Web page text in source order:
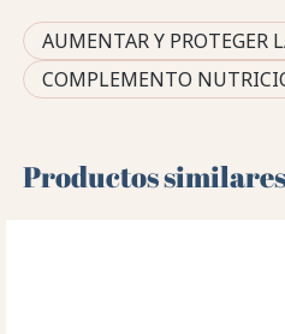
AUMENTAR Y PROTEGER
COMPLEMENTO
Productos similares